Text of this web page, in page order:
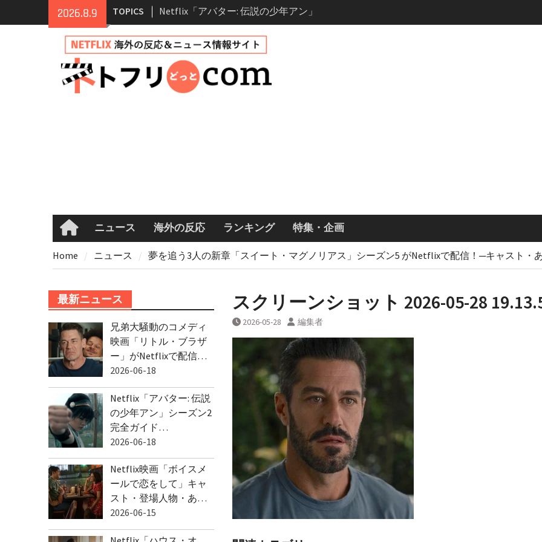
2026.8.9 TOPICS
登場人物・あらすじ・シーズン3最新
情報
Netflix映画「ボイスメールで恋をし
て」キャスト・登場人物・あらすじ
まとめ｜ゾーイ・ドゥイッチ主演ロ
マコメ
Homeニュース 海外の反応 ランキング 特集・企画
Home ニュース 夢を追う3人の新章「スイート・マグノリアス」シーズン5 がNetflixで配信！─キャスト・
スクリーンショット 2026-05-28
2026-05-28 編集者
最新ニュース
兄弟大騒動のコメディ
映画「リトル・ブラザ
ー」がNetflixで配信…
2026-06-18
Netflix「アバター: 伝説
の少年アン」シーズン2
完全ガイド…
2026-06-18
Netflix映画「ボイスメ
ールで恋をして」キャ
スト・登場人物・あ…
2026-06-15